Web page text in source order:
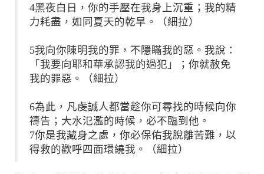
4黑夜白日，你的手壓在我身上沉重；我的精
力耗盡，如同夏天的乾旱。（細拉）
5我向你陳明我的罪，不隱瞞我的惡。我說：
「我要向耶和華承認我的過犯」；你就赦免
我的罪惡。（細拉）
6為此，凡虔誠人都當趁你可尋找的時候向你
禱告；大水氾濫的時候，必不臨到他。
7你是我藏身之處，你必保佑我脫離苦難，以
得救的歡呼四面環繞我。（細拉）